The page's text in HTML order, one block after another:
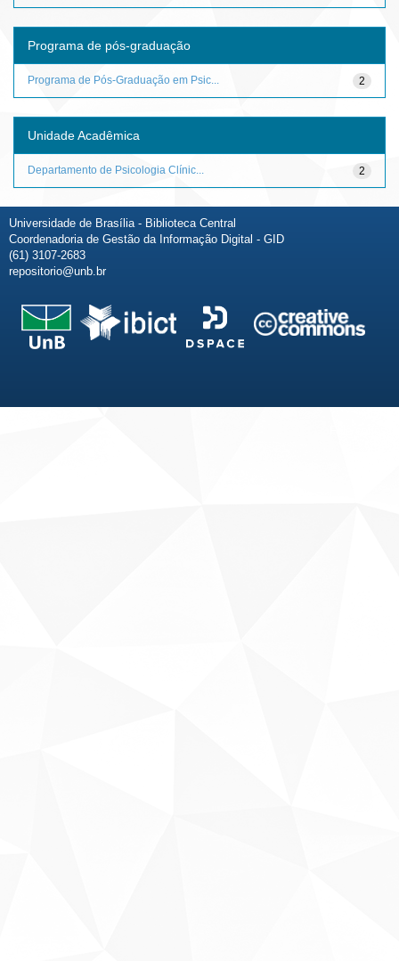
Programa de pós-graduação
2
Programa de Pós-Graduação em Psic...
Unidade Acadêmica
2
Departamento de Psicologia Clínic...
Universidade de Brasília - Biblioteca Central
Coordenadoria de Gestão da Informação Digital - GID
(61) 3107-2683
repositorio@unb.br